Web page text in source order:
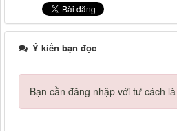
Ý kiến bạn đọc
Bạn cần đăng nhập với tư cách là